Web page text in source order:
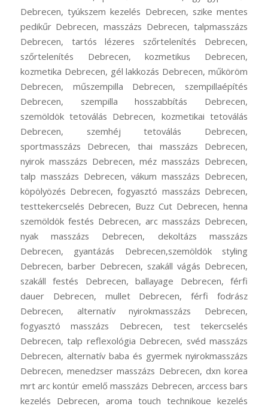
Debrecen, tyúkszem kezelés Debrecen, szike mentes
pedikűr Debrecen, masszázs Debrecen, talpmasszázs
Debrecen, tartós lézeres szőrtelenítés Debrecen,
szőrtelenítés Debrecen, kozmetikus Debrecen,
kozmetika Debrecen, gél lakkozás Debrecen, műköröm
Debrecen, műszempilla Debrecen, szempillaépítés
Debrecen, szempilla hosszabbítás Debrecen,
szemöldök tetoválás Debrecen, kozmetikai tetoválás
Debrecen, szemhéj tetoválás Debrecen,
sportmasszázs Debrecen, thai masszázs Debrecen,
nyirok masszázs Debrecen, méz masszázs Debrecen,
talp masszázs Debrecen, vákum masszázs Debrecen,
köpölyözés Debrecen, fogyasztó masszázs Debrecen,
testtekercselés Debrecen, Buzz Cut Debrecen, henna
szemöldök festés Debrecen, arc masszázs Debrecen,
nyak masszázs Debrecen, dekoltázs masszázs
Debrecen, gyantázás Debrecen,szemöldök styling
Debrecen, barber Debrecen, szakáll vágás Debrecen,
szakáll festés Debrecen, ballayage Debrecen, férfi
dauer Debrecen, mullet Debrecen, férfi fodrász
Debrecen, alternatív nyirokmasszázs Debrecen,
fogyasztó masszázs Debrecen, test tekercselés
Debrecen, talp reflexológia Debrecen, svéd masszázs
Debrecen, alternatív baba és gyermek nyirokmasszázs
Debrecen, menedzser masszázs Debrecen, dxn korea
mrt arc kontúr emelő masszázs Debrecen, arccess bars
kezelés Debrecen, aroma touch technikoue kezelés